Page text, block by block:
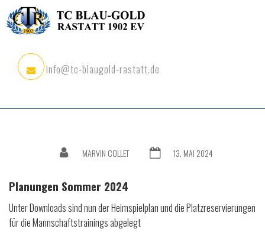
info@tc-blaugold-rastatt.de
MARVIN COLLET 13. MAI 2024
Planungen Sommer 2024
Unter Downloads sind nun der Heimspielplan und die Platzreservierungen
für die Mannschaftstrainings abgelegt